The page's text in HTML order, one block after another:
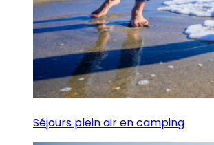
Séjours plein air en camping